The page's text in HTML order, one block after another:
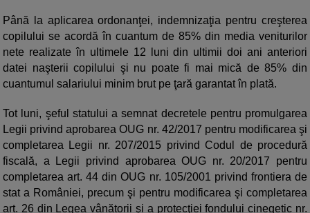
Până la aplicarea ordonanţei, indemnizaţia pentru creşterea
copilului se acordă în cuantum de 85% din media veniturilor
nete realizate în ultimele 12 luni din ultimii doi ani anteriori
datei naşterii copilului şi nu poate fi mai mică de 85% din
cuantumul salariului minim brut pe ţară garantat în plată.
Tot luni, şeful statului a semnat decretele pentru promulgarea
Legii privind aprobarea OUG nr. 42/2017 pentru modificarea şi
completarea Legii nr. 207/2015 privind Codul de procedură
fiscală, a Legii privind aprobarea OUG nr. 20/2017 pentru
completarea art. 44 din OUG nr. 105/2001 privind frontiera de
stat a României, precum şi pentru modificarea şi completarea
art. 26 din Legea vânătorii şi a protecţiei fondului cinegetic nr.